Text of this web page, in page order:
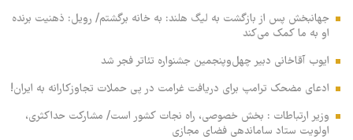
جهانبخش پس از بازگشت به لیگ هلند: به خانه برگشتم/ رویل: ذهنیت برنده
او به ما کمک می‌کند
ایوب آقاخانی دبیر چهل‌وپنجمین جشنواره تئاتر فجر شد
ادعای مضحک ترامپ برای دریافت غرامت در پی حملات تجاوزکارانه به ایران!
وزیر ارتباطات : بخش خصوصی، راه نجات کشور است/ مشارکت حداکثری،
اولویت ستاد ساماندهی فضای مجازی